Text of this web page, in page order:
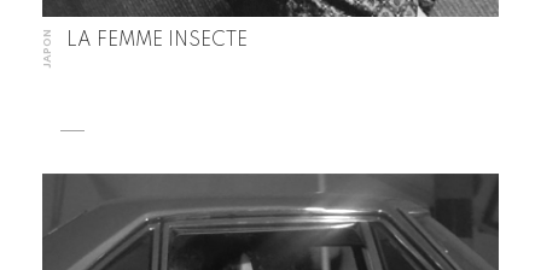
JAPON LA FEMME INSECTE